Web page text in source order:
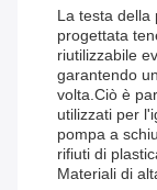
La testa della
progettata
riutilizzabile
garantendo
volta.Ciò è
utilizzati per
pompa a
rifiuti di
Materiali di